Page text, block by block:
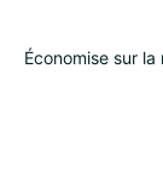
Économise sur